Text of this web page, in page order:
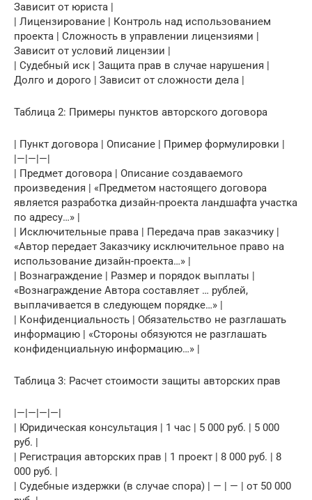
Зависит от юриста |
| Лицензирование | Контроль над использованием
проекта | Сложность в управлении лицензиями |
Зависит от условий лицензии |
| Судебный иск | Защита прав в случае нарушения |
Долго и дорого | Зависит от сложности дела |
Таблица 2: Примеры пунктов авторского договора
| Пункт договора | Описание | Пример формулировки |
|—|—|—|
| Предмет договора | Описание создаваемого
произведения | «Предметом настоящего договора
является разработка дизайн-проекта ландшафта участка
по адресу…» |
| Исключительные права | Передача прав заказчику |
«Автор передает Заказчику исключительное право на
использование дизайн-проекта…» |
| Вознаграждение | Размер и порядок выплаты |
«Вознаграждение Автора составляет … рублей,
выплачивается в следующем порядке…» |
| Конфиденциальность | Обязательство не разглашать
информацию | «Стороны обязуются не разглашать
конфиденциальную информацию…» |
Таблица 3: Расчет стоимости защиты авторских прав
|—|—|—|—|
| Юридическая консультация | 1 час | 5 000 руб. | 5 000
руб. |
| Регистрация авторских прав | 1 проект | 8 000 руб. | 8
000 руб. |
| Судебные издержки (в случае спора) | — | — | от 50 000